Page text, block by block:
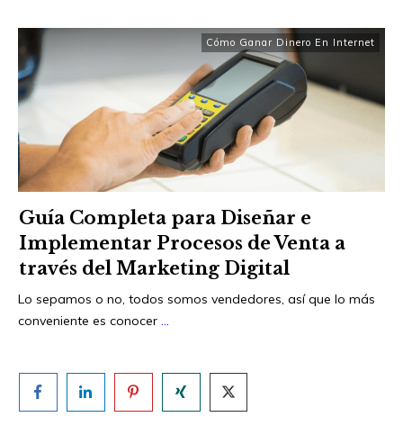
Cómo Ganar Dinero En Internet
Guía Completa para Diseñar e
Implementar Procesos de Venta a
través del Marketing Digital
Lo sepamos o no, todos somos vendedores, así que lo más
conveniente es conocer ...